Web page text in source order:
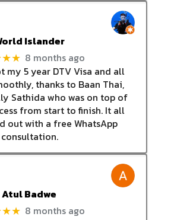
Islander
8 months ago
my 5 year DTV Visa and all
thanks to Baan Thai,
Sathida who was on top of
from start to finish. It all
out with a free WhatsApp
consultation.
Atul Badwe
8 months ago